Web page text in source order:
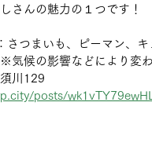
さんの魅力の１つです！
さつまいも、ピーマン、
※気候の影響などにより
川129
posts/